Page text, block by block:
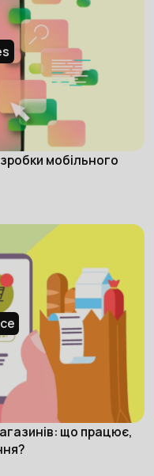
мобільного
що працює,